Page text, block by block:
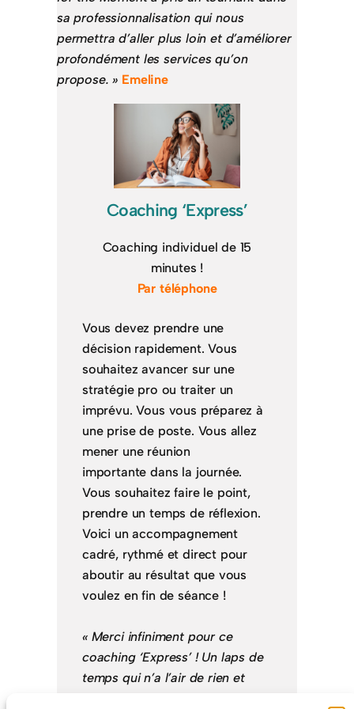
sa professionnalisation qui nous
permettra d’aller plus loin et d’améliorer
profondément les services qu’on
propose. » Emeline
Coaching ‘Express’
Coaching individuel de 15
minutes !
Par téléphone
Vous devez prendre une
décision rapidement. Vous
souhaitez avancer sur une
stratégie pro ou traiter un
imprévu. Vous vous préparez à
une prise de poste. Vous allez
mener une réunion
importante dans la journée.
Vous souhaitez faire le point,
prendre un temps de réflexion.
Voici un accompagnement
cadré, rythmé et direct pour
aboutir au résultat que vous
voulez en fin de séance !
« Merci infiniment pour ce
coaching ‘Express’ ! Un laps de
temps qui n’a l’air de rien et